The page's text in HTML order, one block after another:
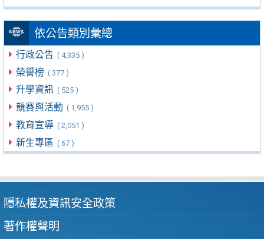
依公告類別彙總
行政公告 ( 4,335 )
榮譽榜 ( 377 )
升學資訊 ( 525 )
競賽與活動 ( 1,955 )
教育宣導 ( 2,051 )
新生專區 ( 67 )
隱私權及資訊安全政策
著作權聲明